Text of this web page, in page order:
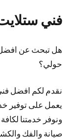
فني
هل تبحث عن
حولي؟
نقدم لكم افضل
يعمل على توفير
ونوفر خدمتنا
صيانة والفك